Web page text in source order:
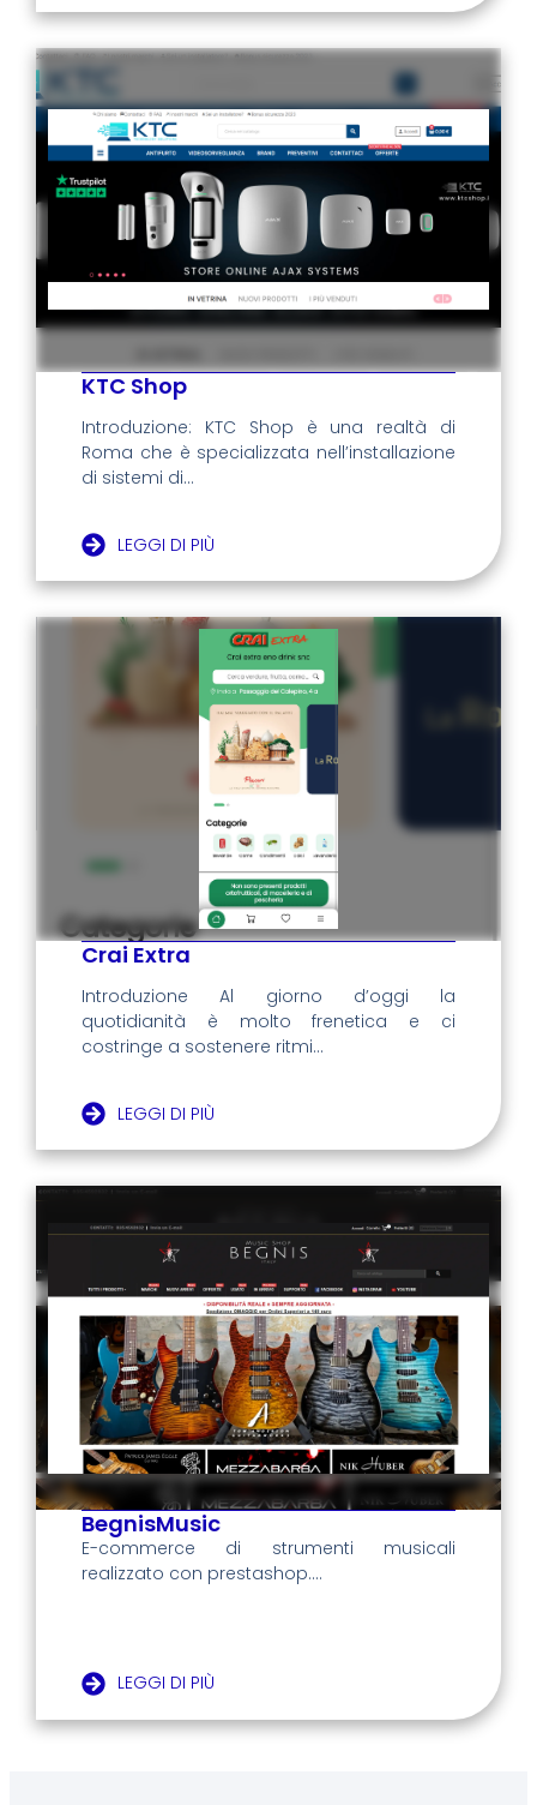
KTC Shop
Introduzione: KTC Shop è una realtà di
Roma che è specializzata nell’installazione
di sistemi di...
LEGGI DI PIÙ
Crai Extra
Introduzione Al giorno d’oggi la
quotidianità è molto frenetica e ci
costringe a sostenere ritmi...
LEGGI DI PIÙ
BegnisMusic
E-commerce di strumenti musicali
realizzato con prestashop....
LEGGI DI PIÙ